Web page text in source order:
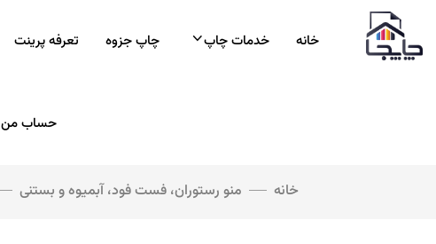
خانه خدمات چاپ چاپ جزوه تعرفه پرینت
حساب من
خانه منو رستوران، فست فود، آبمیوه و بستنی